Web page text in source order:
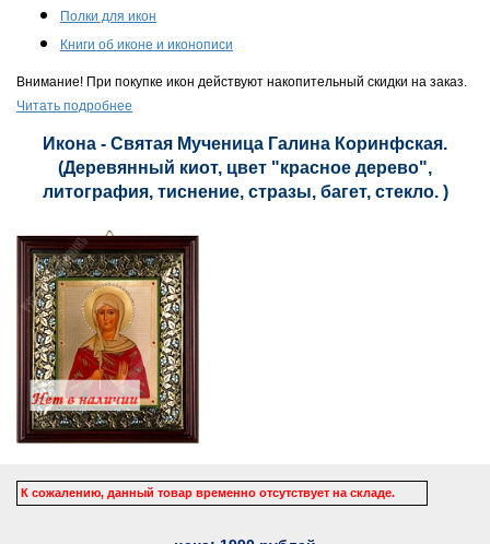
Полки для икон
Книги об иконе и иконописи
Внимание! При покупке икон действуют накопительный скидки на заказ.
Читать подробнее
Икона - Святая Мученица Галина Коринфская.
(Деревянный киот, цвет "красное дерево",
литография, тиснение, стразы, багет, стекло. )
К сожалению, данный товар временно отсутствует на складе.